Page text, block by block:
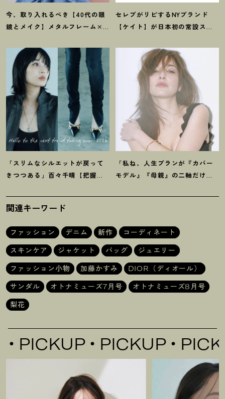
今、取り入れるべき【40代の眼
鏡とメイク】メタルフレーム×
女っぽく
セレブがリピするNYブランド
【ケイト】が日本初の常設スト
「スリムなシルエットが戻って
きつつある」百々千晴【把握し
て？
「私ね、人生プランが『カバー
モデル』『母親』の二軸だけな
き方】
関連キーワード
ファッション デニム 新作
コーディネート
スキンケア
ジャケット バッグ
ジュエリー
ファッション小物
加藤かすみ
DIOR（ディオール）
サンダル
オトナミューズ7月号
オトナミューズ8月号
梨花
PICKUP PICKUP